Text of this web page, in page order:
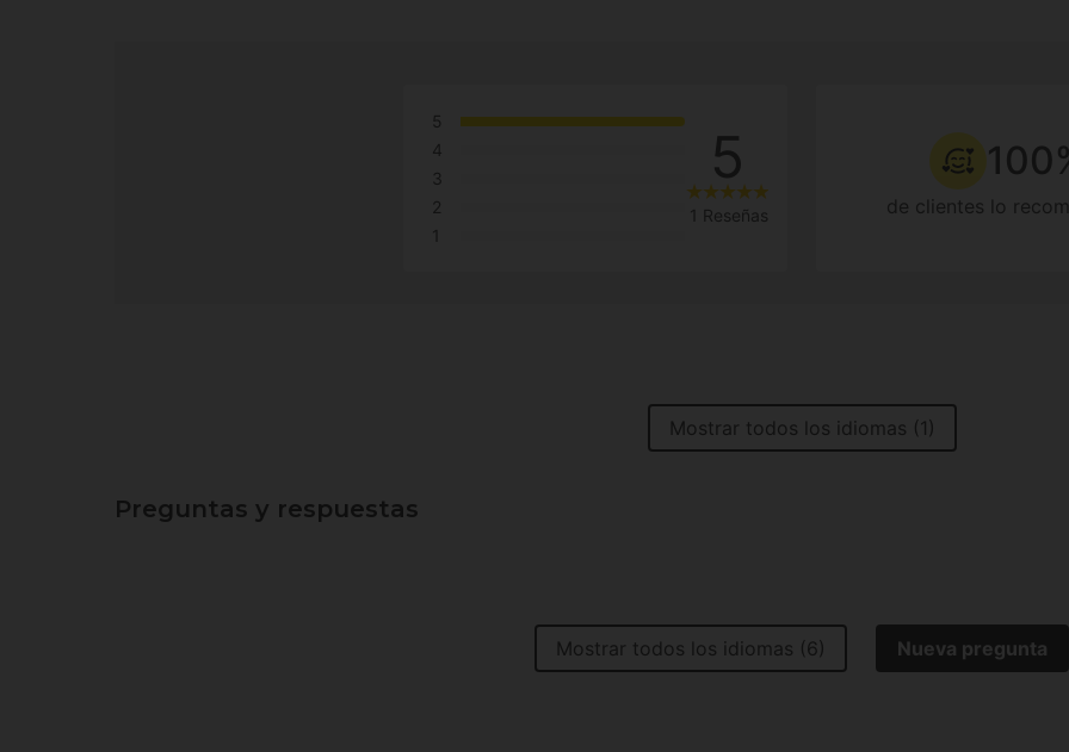
5
4
3
2
1
5
1 Reseñas de clientes lo
Mostrar todos los idiomas (1)
Preguntas y respuestas
Mostrar todos los idiomas (6) Nueva pregunta